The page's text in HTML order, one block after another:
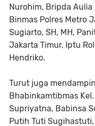
Nurohim, Bripda
Binmas Polres Metro
Sugiarto, SH, MH,
Jakarta Timur, Iptu
Hendriko.
Turut juga
Bhabinkamtibmas
Supriyatna, Babinsa
Putih Tuti Sugihastuti,